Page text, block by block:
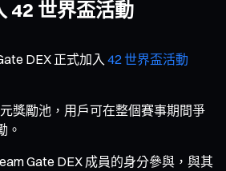
42 世界盃活動
DEX 正式加入 42 世界盃活動
獎勵池，用戶可在整個賽事期間爭
。
Gate DEX 成員的身分參與，與其